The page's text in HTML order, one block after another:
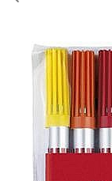
Stilouri școlare
Markere și
Creioane grafice
Creioane mecanice
Creioane colorate
Creioane cerate
Carioci
Radiere